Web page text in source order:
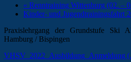
« Renntraining Wittenburg (02. –
Kinder- und Jugendtrainingsfahrt
Praxislehrgang der Grundstufe Ski
Hamburg / Bispingen
VHSV_2022_Ausbildung_Anmeldung